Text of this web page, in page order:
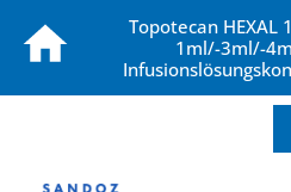
Topotecan HEXAL
1ml/-3ml/-